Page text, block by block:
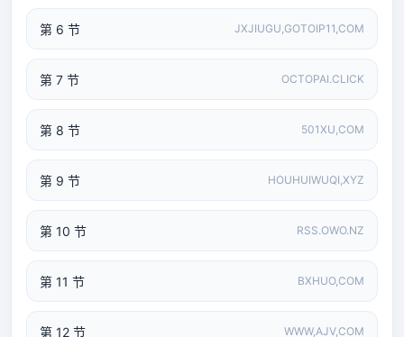
第 6 节 JXJIUGU,GOTOIP11,COM
第 7 节 OCTOPAI.CLICK
第 8 节 501XU,COM
第 9 节 HOUHUIWUQI,XYZ
第 10 节 RSS.OWO.NZ
第 11 节 BXHUO,COM
第 12 节 WWW,AJV,COM